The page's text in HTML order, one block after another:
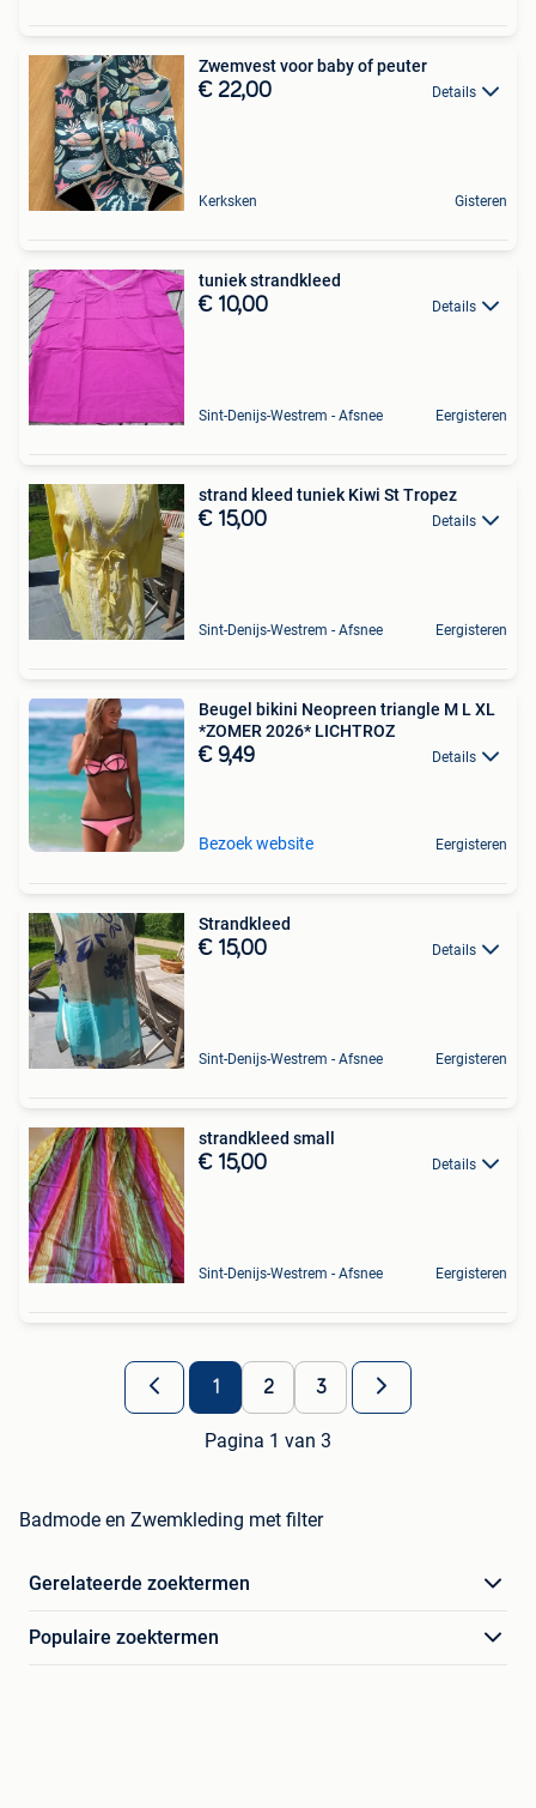
Zwemvest voor baby of peuter
€ 22,00 Details
Kerksken Gisteren
tuniek strandkleed
€ 10,00 Details
Sint-Denijs-Westrem - Afsnee Eergisteren
strand kleed tuniek Kiwi St Tropez
€ 15,00 Details
Sint-Denijs-Westrem - Afsnee Eergisteren
Beugel bikini Neopreen triangle M L XL
*ZOMER 2026* LICHTROZ
€ 9,49 Details
Bezoek website Eergisteren
Strandkleed
€ 15,00 Details
Sint-Denijs-Westrem - Afsnee Eergisteren
strandkleed small
€ 15,00 Details
Sint-Denijs-Westrem - Afsnee Eergisteren
1 2 3
Pagina 1 van 3
Badmode en Zwemkleding met filter
Gerelateerde zoektermen
Populaire zoektermen